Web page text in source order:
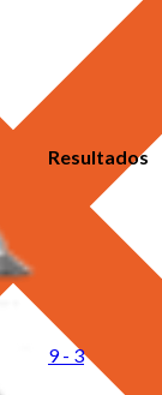
Resultados
9 - 3